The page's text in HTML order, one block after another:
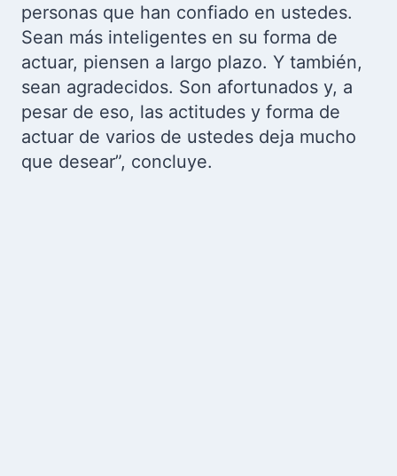
personas que han confiado en ustedes.
Sean más inteligentes en su forma de
actuar, piensen a largo plazo. Y también,
sean agradecidos. Son afortunados y, a
pesar de eso, las actitudes y forma de
actuar de varios de ustedes deja mucho
que desear”, concluye.